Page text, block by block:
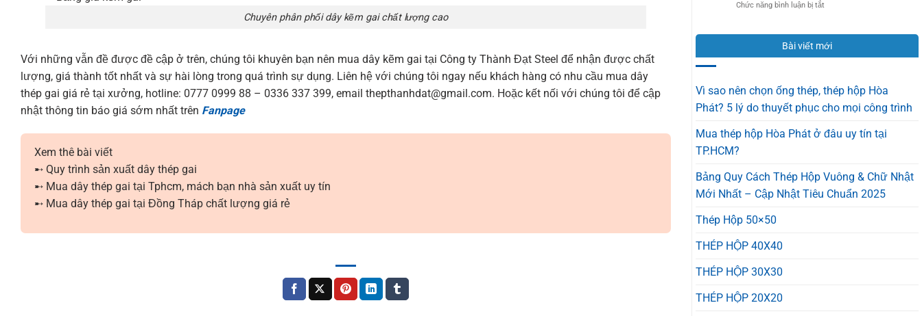
Chuyên phân phối dây kẽm gai chất lượng cao
Với những vẫn đề được đề cập ở trên, chúng tôi khuyên bạn nên mua dây kẽm gai tại Công ty Thành Đạt Steel để nhận được chất
lượng, giá thành tốt nhất và sự hài lòng trong quá trình sự dụng. Liên hệ với chúng tôi ngay nếu khách hàng có nhu cầu mua dây
thép gai giá rẻ tại xưởng, hotline: 0777 0999 88 – 0336 337 399, email thepthanhdat@gmail.com. Hoặc kết nối với chúng tôi để cập
nhật thông tin báo giá sớm nhất trên Fanpage
Xem thê bài viết
➸ Quy trình sản xuất dây thép gai
➸ Mua dây thép gai tại Tphcm, mách bạn nhà sản xuất uy tín
➸ Mua dây thép gai tại Đồng Tháp chất lượng giá rẻ
hiệu
Hoa
Hãng
Và
Trong
Phút
Chức năng bình luận bị tắt
HOA
BÌNH
DƯƠNG
–
CẠNH
VỮNG
VÀNG
Bài viết mới
Vì sao nên chọn ống thép, thép hộp Hòa
Phát? 5 lý do thuyết phục cho mọi công trình
Mua thép hộp Hòa Phát ở đâu uy tín tại
TP.HCM?
Bảng Quy Cách Thép Hộp Vuông & Chữ Nhật
Mới Nhất – Cập Nhật Tiêu Chuẩn 2025
Thép Hộp 50×50
THÉP HỘP 40X40
THÉP HỘP 30X30
THÉP HỘP 20X20